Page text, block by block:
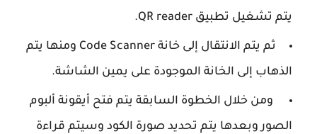
يتم تشغيل تطبيق QR reader.
ثم يتم الانتقال إلى خانة Code Scanner ومنها يتم
الذهاب إلى الخانة الموجودة على يمين الشاشة.
ومن خلال الخطوة السابقة يتم فتح أيقونة ألبوم
الصور وبعدها يتم تحديد صورة الكود وسيتم قراءة